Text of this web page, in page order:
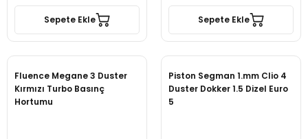
Sepete Ekle Sepete Ekle
Fluence Megane 3 Duster
Kırmızı Turbo Basınç
Hortumu
Piston Segman 1.mm Clio 4
Duster Dokker 1.5 Dizel Euro
5